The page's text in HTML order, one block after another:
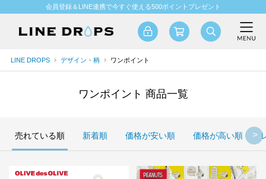
会員登録＆LINE連携で今すぐ使える500ポイントプレゼント
LINE DROPS デザイン・柄 ワンポイント
ワンポイント 商品一覧
売れている順 新着順 価格が安い順 価格が高い順